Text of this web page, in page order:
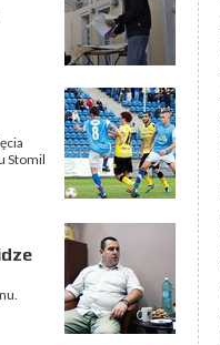
Stomil